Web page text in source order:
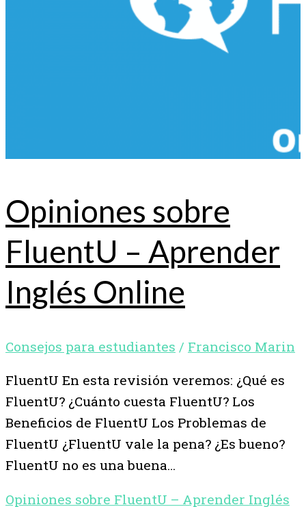
Opiniones sobre
FluentU – Aprender
Inglés Online
Consejos para estudiantes / Francisco Marin
FluentU En esta revisión veremos: ¿Qué es
FluentU? ¿Cuánto cuesta FluentU? Los
Beneficios de FluentU Los Problemas de
FluentU ¿FluentU vale la pena? ¿Es bueno?
FluentU no es una buena…
Opiniones sobre FluentU – Aprender Inglés